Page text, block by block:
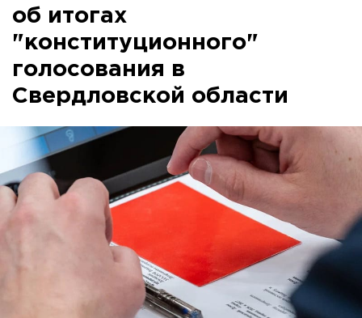
об итогах
"конституционного"
голосования в
Свердловской области